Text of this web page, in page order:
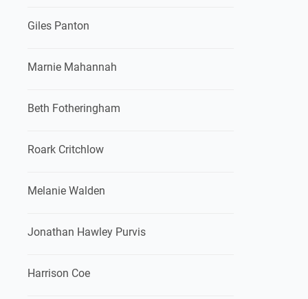
Giles Panton
Marnie Mahannah
Beth Fotheringham
Roark Critchlow
Melanie Walden
Jonathan Hawley Purvis
Harrison Coe